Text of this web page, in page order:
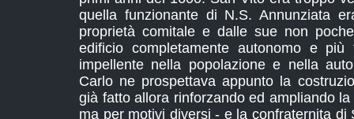
quella funzionante di N.S. Annunziata
proprietà comitale e dalle sue non
edificio completamente autonomo e più
impellente nella popolazione e nella
Carlo ne prospettava appunto la
già fatto allora rinforzando ed ampliando
ma per motivi diversi - e la confraternita di